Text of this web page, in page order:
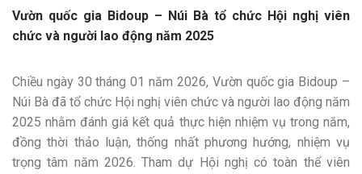
Vườn quốc gia Bidoup – Núi Bà tổ chức Hội nghị viên
chức và người lao động năm 2025
Chiều ngày 30 tháng 01 năm 2026, Vườn quốc gia Bidoup –
Núi Bà đã tổ chức Hội nghị viên chức và người lao động năm
2025 nhằm đánh giá kết quả thực hiện nhiệm vụ trong năm,
đồng thời thảo luận, thống nhất phương hướng, nhiệm vụ
trọng tâm năm 2026. Tham dự Hội nghị có toàn thể viên